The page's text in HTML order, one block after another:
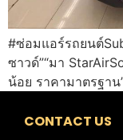
#ซ่อมแอร์รถยนต์
ซาวด์”“มา
น้อย ราคามาตรฐา
CONTACT US